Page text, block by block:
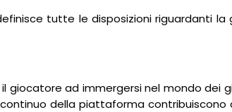
tutte le disposizioni riguardanti la
ad immergersi nel mondo dei
della piattaforma